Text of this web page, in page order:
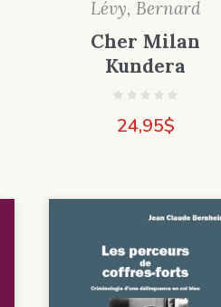
Lévy, Bernard
Cher Milan
Kundera
24,95$